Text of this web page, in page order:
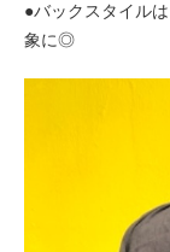
●バックスタイル
象に◎